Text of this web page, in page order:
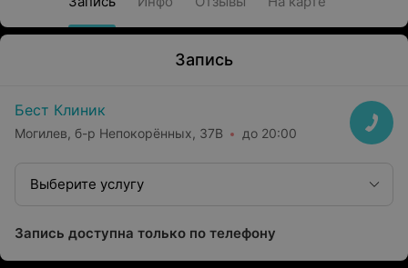
Запись
Бест Клиник
Могилев, б-р Непокорённых, 37В до 20:00
Выберите услугу
Запись доступна только по телефону